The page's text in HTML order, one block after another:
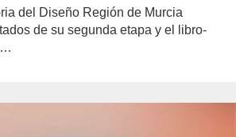
del Diseño Región de Murcia
de su segunda etapa y el libro-